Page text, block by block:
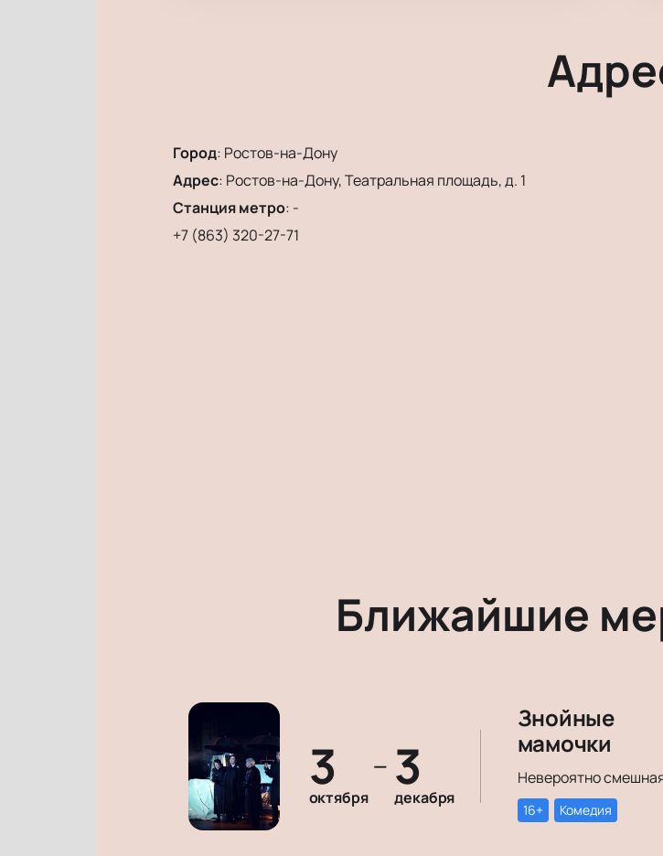
Город: Ростов-на-Дону
Адрес: Ростов-на-Дону, Театральная площадь, д. 1
Станция метро: -
+7 (863) 320-27-71
Ближайшие
3
октября
— 3
декабря
Знойные
мамочки
16+ Комедия